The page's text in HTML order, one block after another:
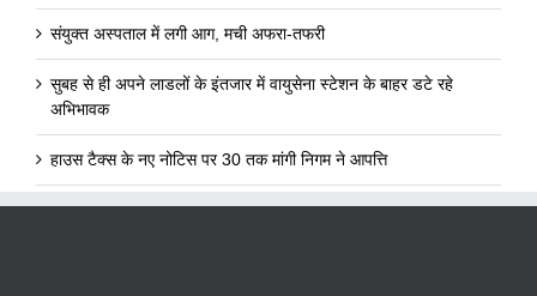
संयुक्त अस्पताल में लगी आग, मची अफरा-तफरी
सुबह से ही अपने लाडलों के इंतजार में वायुसेना स्टेशन के बाहर डटे रहे
अभिभावक
हाउस टैक्स के नए नोटिस पर 30 तक मांगी निगम ने आपत्ति